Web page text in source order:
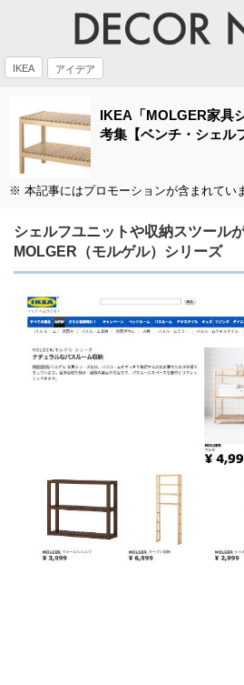
IKEA アイデア
IKEA「MOLGER家具
考集【ベンチ・シェル
※ 本記事にはプロモーションが含まれてい
シェルフユニットや収納スツール
MOLGER（モルゲル）シリーズ